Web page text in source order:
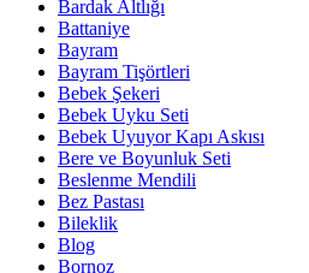
Bardak Altlığı
Battaniye
Bayram
Bayram Tişörtleri
Bebek Şekeri
Bebek Uyku Seti
Bebek Uyuyor Kapı Askısı
Bere ve Boyunluk Seti
Beslenme Mendili
Bez Pastası
Bileklik
Blog
Bornoz